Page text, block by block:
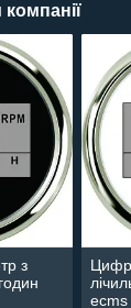
компанії
з
ecms